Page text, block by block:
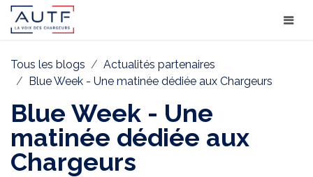
Tous les blogs
Actualités partenaires
Blue Week - Une matinée dédiée aux Chargeurs
Blue Week - Une
matinée dédiée aux
Chargeurs